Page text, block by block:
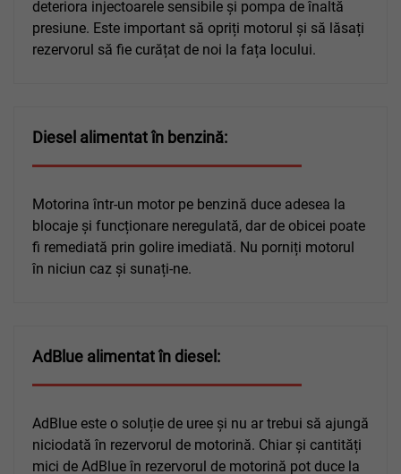
deteriora injectoarele sensibile și pompa de înaltă
presiune. Este important să opriți motorul și să lăsați
rezervorul să fie curățat de noi la fața locului.
Diesel alimentat în benzină:
Motorina într-un motor pe benzină duce adesea la
blocaje și funcționare neregulată, dar de obicei poate
fi remediată prin golire imediată. Nu porniți motorul
în niciun caz și sunați-ne.
AdBlue alimentat în diesel:
AdBlue este o soluție de uree și nu ar trebui să ajungă
niciodată în rezervorul de motorină. Chiar și cantități
mici de AdBlue în rezervorul de motorină pot duce la